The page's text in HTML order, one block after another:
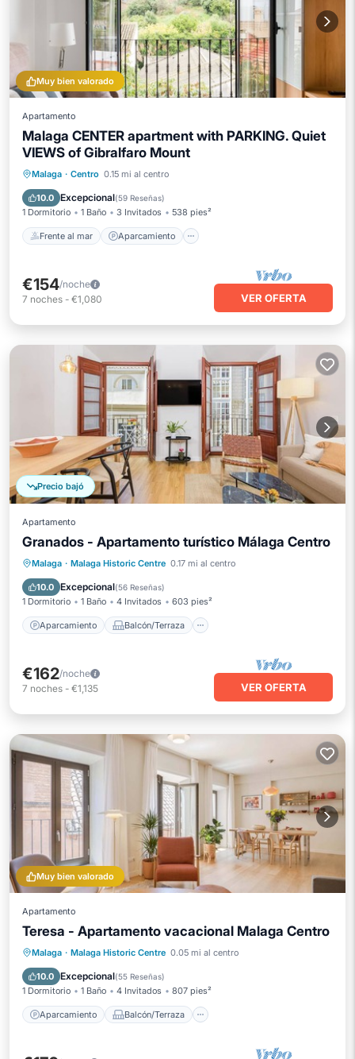
Muy bien valorado
Apartamento
Malaga CENTER apartment with PARKING. Quiet
VIEWS of Gibralfaro Mount
Malaga · Centro 0.15 mi al centro
10.0 Excepcional(59 Reseñas)
1 Dormitorio 1 Baño 3 Invitados 538 pies²
Frente al mar Aparcamiento
Frente al mar
Aparcamiento
Vista al mar
€154/noche
7 noches - €1,080 VER OFERTA
Precio bajó
Apartamento
Granados - Apartamento turístico Málaga Centro
Malaga · Malaga Historic Centre 0.17 mi al centro
10.0 Excepcional(56 Reseñas)
1 Dormitorio 1 Baño 4 Invitados 603 pies²
Aparcamiento Balcón/Terraza
Aparcamiento
Balcón/Terraza
Cocina
Aire acondicionado
€162/noche
7 noches - €1,135 VER OFERTA
Muy bien valorado
Apartamento
Teresa - Apartamento vacacional Malaga Centro
Malaga · Malaga Historic Centre 0.05 mi al centro
10.0 Excepcional(55 Reseñas)
1 Dormitorio 1 Baño 4 Invitados 807 pies²
Aparcamiento Balcón/Terraza
Aparcamiento
Balcón/Terraza
Cocina
Aire acondicionado